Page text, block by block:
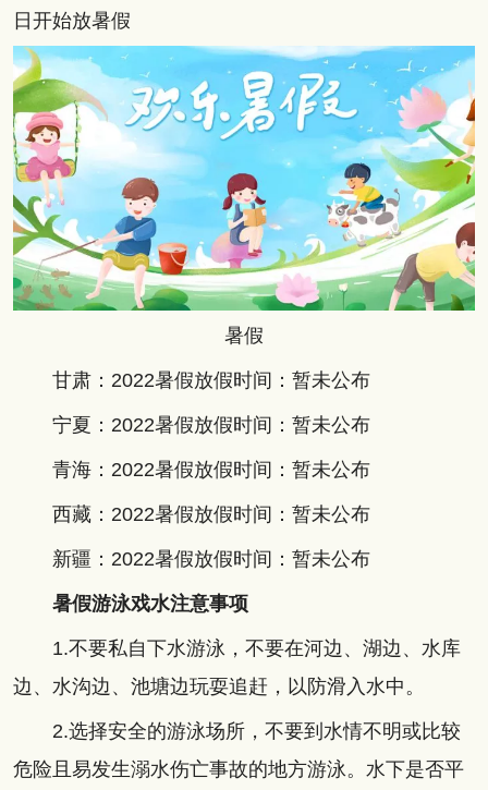
日开始放暑假
暑假
甘肃：2022暑假放假时间：暂未公布
宁夏：2022暑假放假时间：暂未公布
青海：2022暑假放假时间：暂未公布
西藏：2022暑假放假时间：暂未公布
新疆：2022暑假放假时间：暂未公布
暑假游泳戏水注意事项
1.不要私自下水游泳，不要在河边、湖边、水库
边、水沟边、池塘边玩耍追赶，以防滑入水中。
2.选择安全的游泳场所，不要到水情不明或比较
危险且易发生溺水伤亡事故的地方游泳。水下是否平